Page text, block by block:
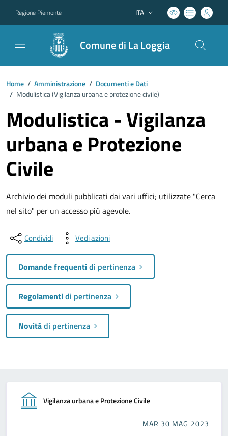
Regione Piemonte Lingua attiva:
ITA
Comune di La Loggia
Home / Amministrazione / Documenti e Dati
/ Modulistica (Vigilanza urbana e protezione civile)
Modulistica - Vigilanza
urbana e Protezione
Civile
Archivio dei moduli pubblicati dai vari uffici; utilizzate "Cerca
nel sito" per un accesso più agevole.
Condividi Vedi azioni
Domande frequentidi pertinenza
Regolamentidi pertinenza
Novitàdi pertinenza
Vigilanza urbana e Protezione Civile
MAR 30 MAG 2023